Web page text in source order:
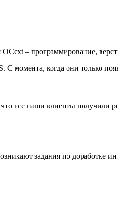
– программирование,
С момента, когда они только
все наши клиенты получили
задания по доработке